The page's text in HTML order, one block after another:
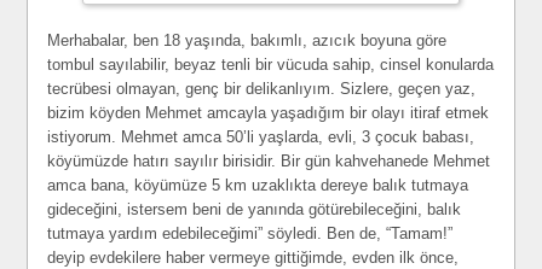
Merhabalar, ben 18 yaşında, bakımlı, azıcık boyuna göre
tombul sayılabilir, beyaz tenli bir vücuda sahip, cinsel konularda
tecrübesi olmayan, genç bir delikanlıyım. Sizlere, geçen yaz,
bizim köyden Mehmet amcayla yaşadığım bir olayı itiraf etmek
istiyorum. Mehmet amca 50’li yaşlarda, evli, 3 çocuk babası,
köyümüzde hatırı sayılır birisidir. Bir gün kahvehanede Mehmet
amca bana, köyümüze 5 km uzaklıkta dereye balık tutmaya
gideceğini, istersem beni de yanında götürebileceğini, balık
tutmaya yardım edebileceğimi” söyledi. Ben de, “Tamam!”
deyip evdekilere haber vermeye gittiğimde, evden ilk önce,